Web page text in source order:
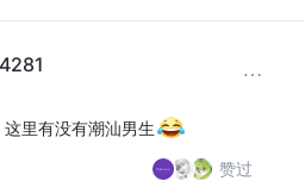
里有没有潮汕男生
赞过